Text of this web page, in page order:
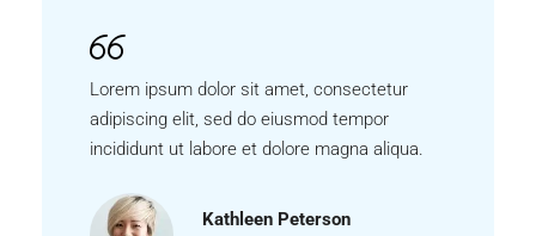
Lorem ipsum dolor sit amet, consectetur
adipiscing elit, sed do eiusmod tempor
incididunt ut labore et dolore magna aliqua.
Kathleen Peterson